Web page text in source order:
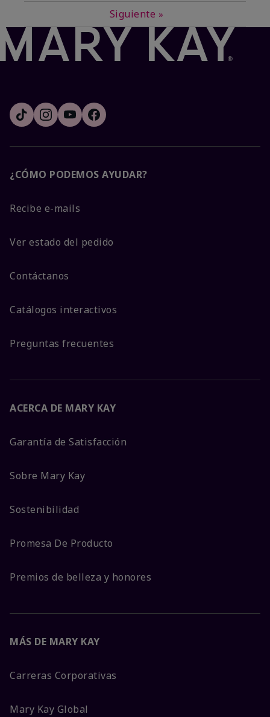
Siguiente »
¿CÓMO PODEMOS AYUDAR?
Recibe e-mails
Ver estado del pedido
Contáctanos
Catálogos interactivos
Preguntas frecuentes
ACERCA DE MARY KAY
Garantía de Satisfacción
Sobre Mary Kay
Sostenibilidad
Promesa De Producto
Premios de belleza y honores
MÁS DE MARY KAY
Carreras Corporativas
Mary Kay Global